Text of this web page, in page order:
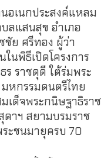
อเนกประสงค์แหลม
ลแสนสุข อำเภอ
ชัย ศรีทอง ผู้ว่า
นพิธีเปิดโครงการ
ราชดุดี ใต้ร่มพระ
หกรรมดนตรีไทย
เด็จพระกนิษฐาธิราช
ดาฯ สยามบรมราช
ระชนมายุครบ 70